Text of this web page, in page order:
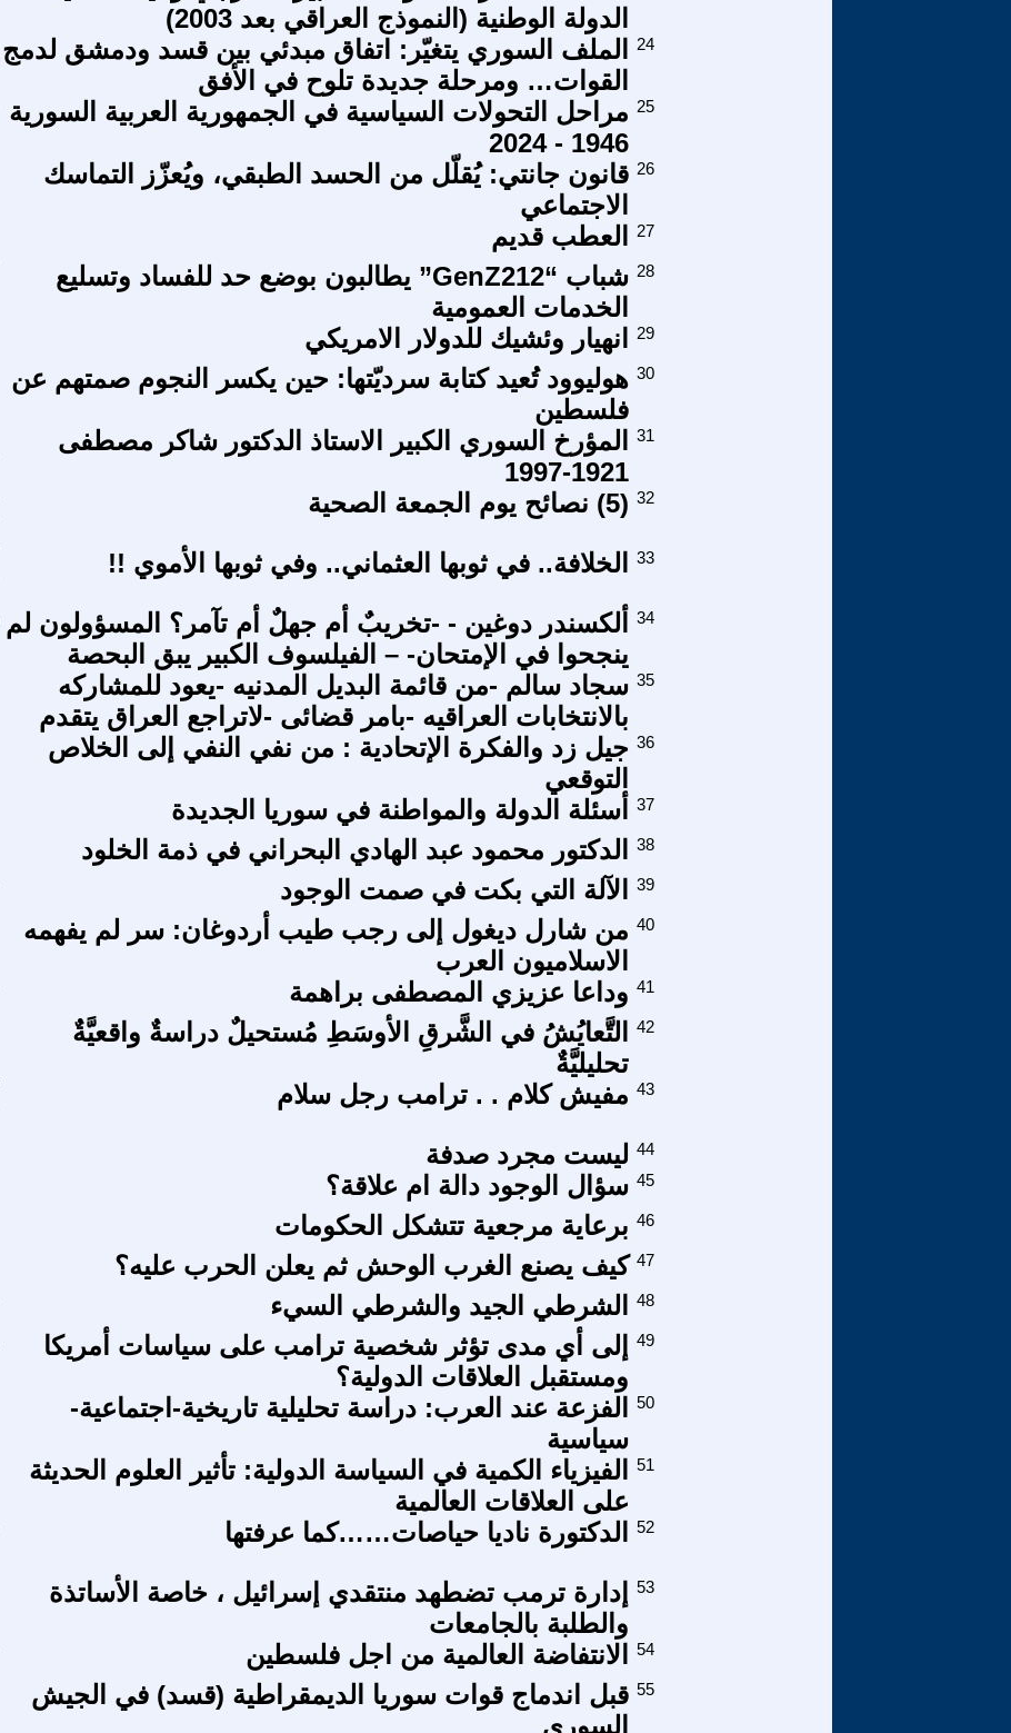
الدولة الوطنية (النموذج العراقي بعد 2003)
الملف السوري يتغيّر: اتفاق مبدئي بين قسد ودمشق لدمج
القوات… ومرحلة جديدة تلوح في الأفق
24
مراحل التحولات السياسية في الجمهورية العربية السورية
1946 - 2024
25
قانون جانتي: يُقلّل من الحسد الطبقي، ويُعزّز التماسك
الاجتماعي
26
العطب قديم 27
شباب “GenZ212” يطالبون بوضع حد للفساد وتسليع
الخدمات العمومية
28
انهيار وئشيك للدولار الامريكي 29
هوليوود تُعيد كتابة سرديّتها: حين يكسر النجوم صمتهم عن
فلسطين
30
المؤرخ السوري الكبير الاستاذ الدكتور شاكر مصطفى
1921-1997
31
(5) نصائح يوم الجمعة الصحية 32
الخلافة.. في ثوبها العثماني.. وفي ثوبها الأموي !! 33
ألكسندر دوغين - -تخريبٌ أم جهلٌ أم تآمر؟ المسؤولون لم
ينجحوا في الإمتحان- – الفيلسوف الكبير يبق البحصة
34
سجاد سالم -من قائمة البديل المدنيه -يعود للمشاركه
بالانتخابات العراقيه -بامر قضائى -لاتراجع العراق يتقدم
35
جيل زد والفكرة الإتحادية : من نفي النفي إلى الخلاص
التوقعي
36
أسئلة الدولة والمواطنة في سوريا الجديدة 37
الدكتور محمود عبد الهادي البحراني في ذمة الخلود 38
الآلة التي بكت في صمت الوجود 39
من شارل ديغول إلى رجب طيب أردوغان: سر لم يفهمه
الاسلاميون العرب
40
وداعا عزيزي المصطفى براهمة 41
التَّعايُشُ في الشَّرقِ الأوسَطِ مُستحيلٌ دراسةٌ واقعيَّةٌ
تحليليَّةٌ
42
مفيش كلام . . ترامب رجل سلام 43
ليست مجرد صدفة 44
سؤال الوجود دالة ام علاقة؟ 45
برعاية مرجعية تتشكل الحكومات 46
كيف يصنع الغرب الوحش ثم يعلن الحرب عليه؟ 47
الشرطي الجيد والشرطي السيء 48
إلى أي مدى تؤثر شخصية ترامب على سياسات أمريكا
ومستقبل العلاقات الدولية؟
49
‏الفزعة عند العرب: دراسة تحليلية تاريخية-اجتماعية-
سياسية
50
‏الفيزياء الكمية في السياسة الدولية: تأثير العلوم الحديثة
على العلاقات العالمية
51
الدكتورة ناديا حياصات……كما عرفتها 52
إدارة ترمب تضطهد منتقدي إسرائيل ، خاصة الأساتذة
والطلبة بالجامعات
53
الانتفاضة العالمية من اجل فلسطين 54
قبل اندماج قوات سوريا الديمقراطية (قسد) في الجيش
السوري
55